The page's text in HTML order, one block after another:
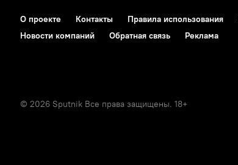
О проекте Контакты Правила использования
Новости компаний
Обратная связь Реклама
© 2026 Sputnik Все права защищены. 18+